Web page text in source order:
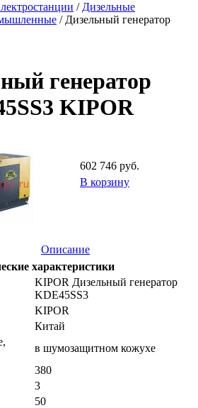
/ Дизельные
/ Дизельный генератор
генератор
KIPOR
602 746 руб.
В корзину
Описание
характеристики
KIPOR Дизельный генератор
KDE45SS3
KIPOR
Китай
в шумозащитном кожухе
380
3
50